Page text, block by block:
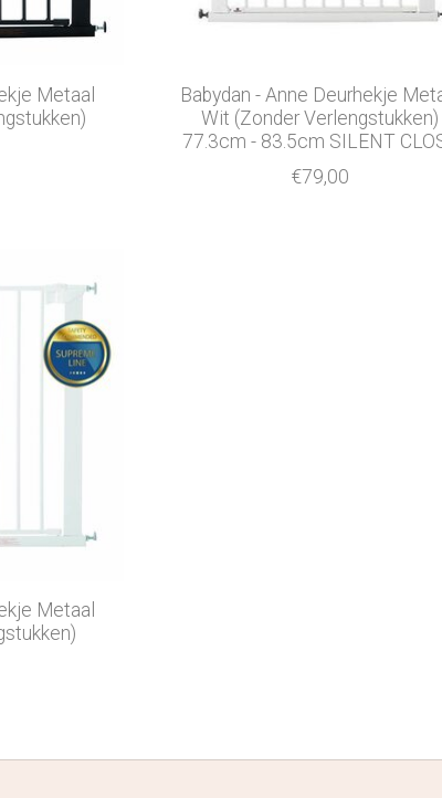
Metaal
Babydan - Anne Deurhekje
Wit (Zonder Verlengstukken)
77.3cm - 83.5cm SILENT
€79,00
Metaal